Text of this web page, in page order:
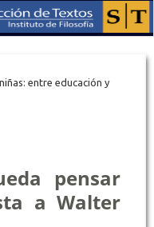
entre educación y
pensar
a Walter